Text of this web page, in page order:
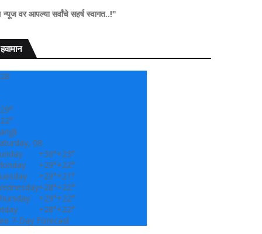
सर्वांचे सहर्ष स्वागत..!"
हवामान
28
29°
22°
08
+30°+23°
+29°+22°
+29°+21°
+28°+22°
+29°+22°
+28°+22°
7-Day Forecast